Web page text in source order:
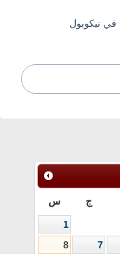
نيكوبول
ج س
1
7
8